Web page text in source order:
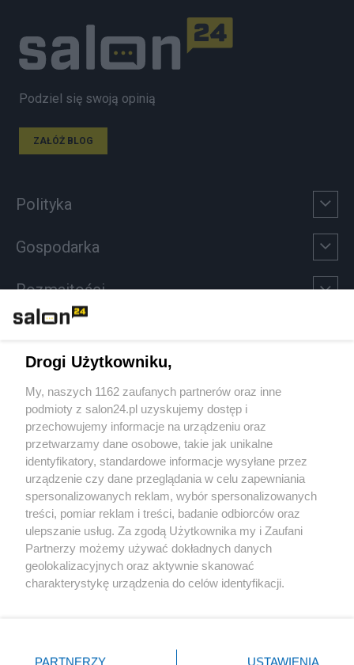
Podziel się swoją opinią
ZAŁÓŻ BLOG
Polityka
Gospodarka
Rozmaitości
Sport
Społeczeństwo
Kultura
X Facebook Instagram Youtube
Drogi Użytkowniku,
My, naszych 1162 zaufanych partnerów oraz inne
podmioty z salon24.pl uzyskujemy dostęp i
przechowujemy informacje na urządzeniu oraz
przetwarzamy dane osobowe, takie jak unikalne
identyfikatory, standardowe informacje wysyłane przez
urządzenie czy dane przeglądania w celu zapewniania
spersonalizowanych reklam, wybór spersonalizowanych
treści, pomiar reklam i treści, badanie odbiorców oraz
ulepszanie usług. Za zgodą Użytkownika my i Zaufani
Partnerzy możemy używać dokładnych danych
geolokalizacyjnych oraz aktywnie skanować
charakterystykę urządzenia do celów identyfikacji.
zmienić/wycofać klikając przycisk ustawień prywatności
PARTNERZY USTAWIENIA